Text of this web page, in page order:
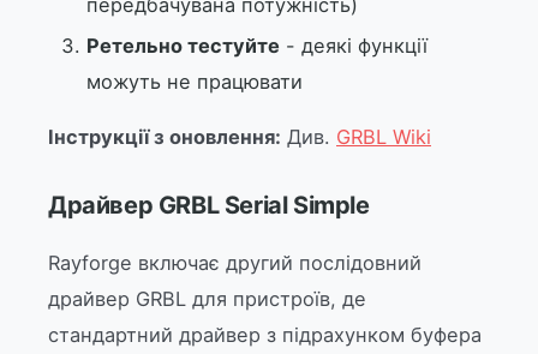
передбачувана потужність)
Ретельно тестуйте - деякі функції
можуть не працювати
Інструкції з оновлення: Див. GRBL Wiki
Драйвер GRBL Serial Simple
Rayforge включає другий послідовний
драйвер GRBL для пристроїв, де
стандартний драйвер з підрахунком буфера